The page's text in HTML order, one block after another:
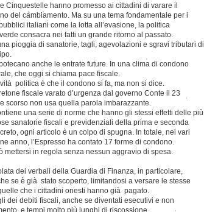
Cinquestelle hanno promesso ai cittadini di varare il
del cambiamento. Ma su una tema fondamentale per i
italiani come la lotta all’evasione, la politica
consacra nei fatti un grande ritorno al passato.
pioggia di sanatorie, tagli, agevolazioni e sgravi tributari di
anche le entrate future. In una clima di condono
che oggi si chiama pace fiscale.
politica è che il condono si fa, ma non si dice.
fiscale varato d’urgenza dal governo Conte il 23
scorso non usa quella parola imbarazzante.
una serie di norme che hanno gli stessi effetti delle più
sanatorie fiscali e previdenziali della prima e seconda
ogni articolo è un colpo di spugna. In totale, nei vari
anno, l’Espresso ha contato 17 forme di condono.
mettersi in regola senza nessun aggravio di spesa.
dei verbali della Guardia di Finanza, in particolare,
se è già stato scoperto, limitandosi a versare le stesse
che i cittadini onesti hanno già pagato.
dei debiti fiscali, anche se diventati esecutivi e non
e tempi molto più lunghi di riscossione.